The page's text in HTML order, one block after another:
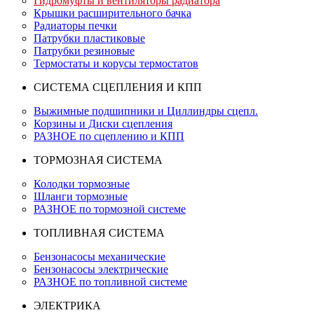
Крышки расширительного бачка
Радиаторы печки
Патрубки пластиковые
Патрубки резиновые
Термостаты и корусы термостатов
СИСТЕМА СЦЕПЛЕНИЯ И КПП
Выжимные подшипники и Циллиндры сцепл.
Корзины и Диски сцепления
РАЗНОЕ по сцеплению и КПП
ТОРМОЗНАЯ СИСТЕМА
Колодки тормозные
Шланги тормозные
РАЗНОЕ по тормозной системе
ТОПЛИВНАЯ СИСТЕМА
Бензонасосы механические
Бензонасосы электрические
РАЗНОЕ по топливной системе
ЭЛЕКТРИКА